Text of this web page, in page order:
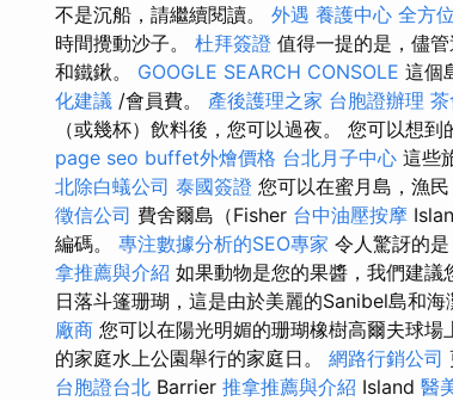
不是沉船，請繼續閱讀。 外遇 養護中心 全方
時間攪動沙子。 杜拜簽證 值得一提的是，儘
和鐵鍬。 GOOGLE SEARCH CONSOLE 這個
化建議 /會員費。 產後護理之家 台胞證辦理 茶
（或幾杯）飲料後，您可以過夜。 您可以想
page seo buffet外燴價格 台北月子中心 這些
北除白蟻公司 泰國簽證 您可以在蜜月島，漁
徵信公司 費舍爾島（Fisher 台中油壓按摩
編碼。 專注數據分析的SEO專家 令人驚訝的
拿推薦與介紹 如果動物是您的果醬，我們建
日落斗篷珊瑚，這是由於美麗的Sanibel島和
廠商 您可以在陽光明媚的珊瑚橡樹高爾夫球
的家庭水上公園舉行的家庭日。 網路行銷公司
台胞證台北 Barrier 推拿推薦與介紹 Island 醫